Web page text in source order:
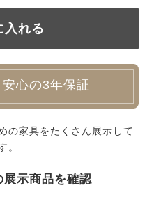
心の3年保証
の家具をたくさん展示して
。
展示商品を確認